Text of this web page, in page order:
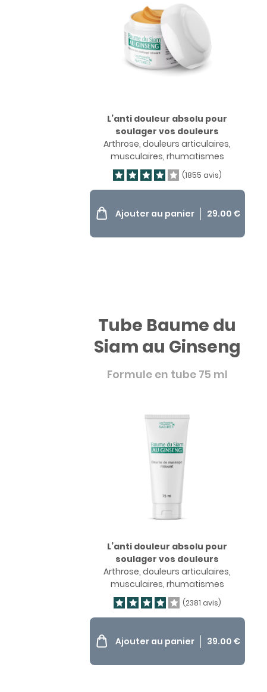
L’anti douleur absolu pour
soulager vos douleurs
Arthrose, douleurs articulaires,
musculaires, rhumatismes
(1855 avis)
Ajouter au panier 29.00 €
Tube Baume du
Siam au Ginseng
Formule en tube 75 ml
L’anti douleur absolu pour
soulager vos douleurs
Arthrose, douleurs articulaires,
musculaires, rhumatismes
(2381 avis)
Ajouter au panier 39.00 €